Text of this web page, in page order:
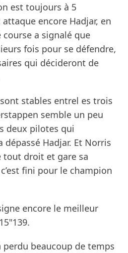
est toujours à 5
encore Hadjar, en
a signalé que
fois pour se défendre,
qui décideront de
stables entrel es trois
semble un peu
deux pilotes qui
dépassé Hadjar. Et Norris
droit et gare sa
fini pour le champion
encore le meilleur
beaucoup de temps